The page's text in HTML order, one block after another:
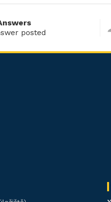
posted